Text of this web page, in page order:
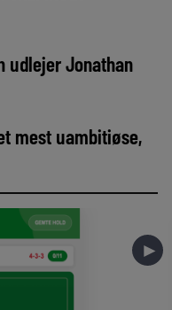
udlejer Jonathan
mest uambitiøse,
►